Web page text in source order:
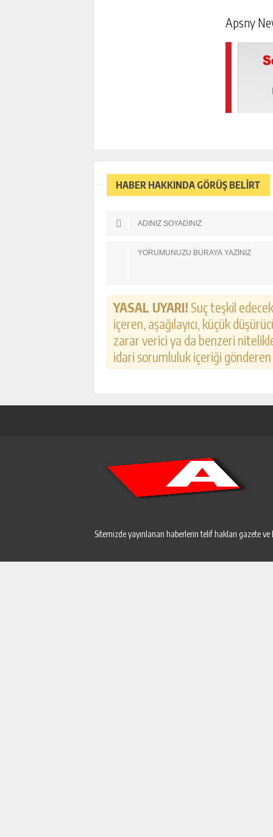
Apsny
HABER HAKKINDA GÖRÜŞ BELİRT
YASAL UYARI! Suç teşkil
içeren, aşağılayıcı, küçük
zarar verici ya da benzeri
idari sorumluluk içeriği
Sitemizde yayınlanan haberlerin telif hakları gazete